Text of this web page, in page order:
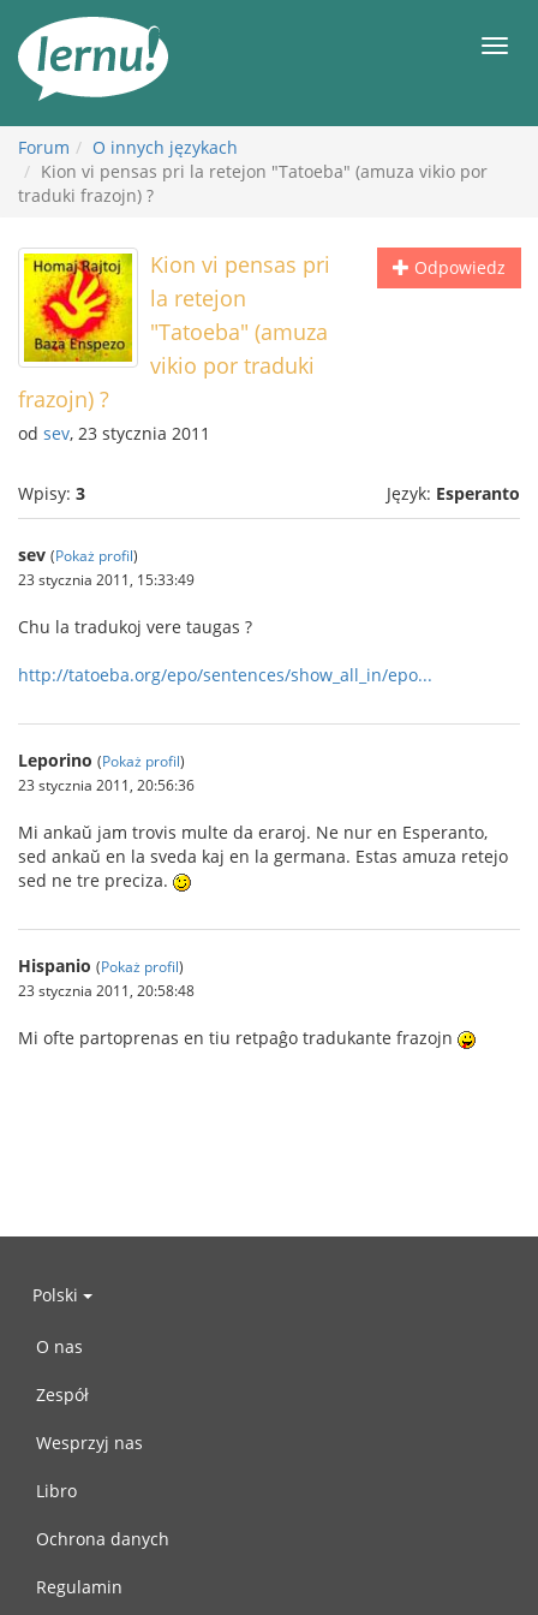
Forum
O innych językach
Kion vi pensas pri la retejon "Tatoeba" (amuza vikio por
traduki frazojn) ?
Odpowiedz
Kion vi pensas pri
la retejon
"Tatoeba" (amuza
vikio por traduki
frazojn) ?
od sev, 23 stycznia 2011
Wpisy: 3 Język: Esperanto
sev (Pokaż profil)
23 stycznia 2011, 15:33:49
Chu la tradukoj vere taugas ?
http://tatoeba.org/epo/sentences/show_all_in/epo...
Leporino (Pokaż profil)
23 stycznia 2011, 20:56:36
Mi ankaŭ jam trovis multe da eraroj. Ne nur en Esperanto,
sed ankaŭ en la sveda kaj en la germana. Estas amuza retejo
sed ne tre preciza.
Hispanio (Pokaż profil)
23 stycznia 2011, 20:58:48
Mi ofte partoprenas en tiu retpaĝo tradukante frazojn
Polski
O nas
Zespół
Wesprzyj nas
Libro
Ochrona danych
Regulamin